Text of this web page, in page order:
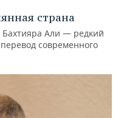
страна
Бахтияра Али — редкий
современного